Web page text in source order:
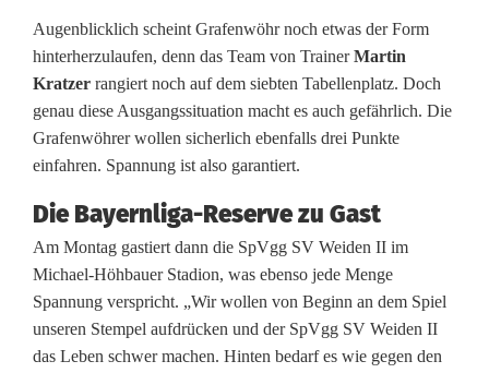
f
ü
h
r
r
L
u
h
Augenblicklich scheint Grafenwöhr noch etwas der Form
hinterherzulaufen, denn das Team von TrainerMartin
Kratzer rangiert noch auf dem siebten Tabellenplatz. Doch
genau diese Ausgangssituation macht es auch gefährlich. Die
Grafenwöhrer wollen sicherlich ebenfalls drei Punkte
einfahren. Spannung ist also garantiert.
Die Bayernliga-Reserve zu Gast
Am Montag gastiert dann die SpVgg SV Weiden II im
Michael-Höhbauer Stadion, was ebenso jede Menge
Spannung verspricht. „Wir wollen von Beginn an dem Spiel
unseren Stempel aufdrücken und der SpVgg SV Weiden II
das Leben schwer machen. Hinten bedarf es wie gegen den